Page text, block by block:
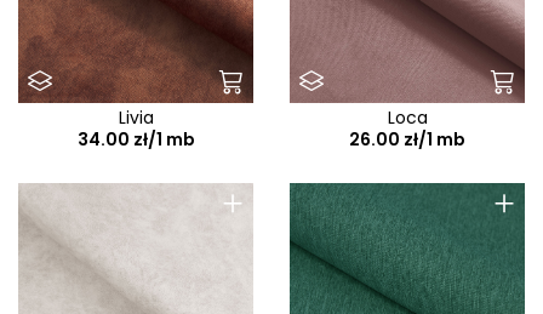
Livia
34.00 zł/1 mb
Loca
26.00 zł/1 mb
+ +